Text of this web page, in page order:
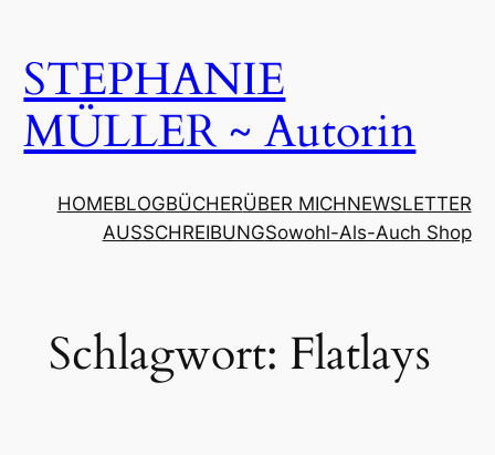
springen
STEPHANIE
MÜLLER ~ Autorin
HOMEBLOGBÜCHERÜBER MICHNEWSLETTER
AUSSCHREIBUNGSowohl-Als-Auch Shop
Schlagwort: Flatlays